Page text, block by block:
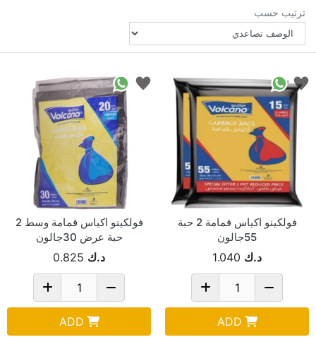
ترتيب حسب
فولكينو اكياس قمامة 2 حبة
55جالون
د.ك 1.040
ADD
فولكينو اكياس قمامة وسط 2
حبة عرض 30جالون
د.ك 0.825
ADD